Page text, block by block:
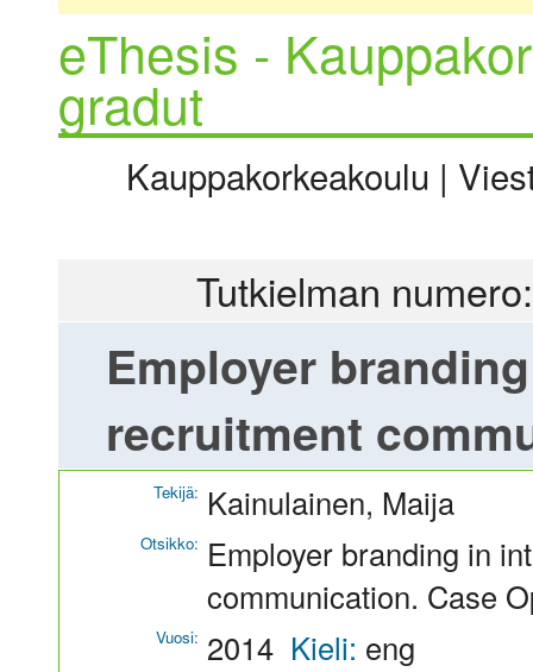
eThesis -
gradut
Kauppakorkeakoulu |
Tutkielman
Employer
recruitment
Tekijä: Kainulainen, Maija
Otsikko: Employer branding in
communication. Case
Vuosi: 2014 Kieli: eng